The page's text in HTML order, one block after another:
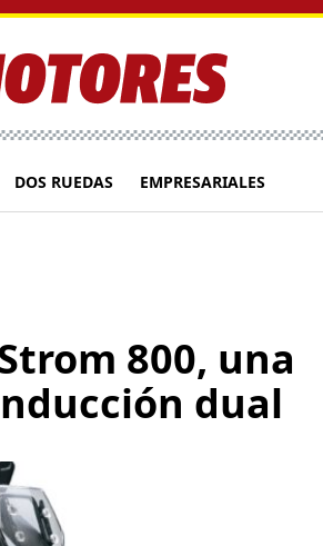
DOS RUEDAS EMPRESARIALES
800, una
dual